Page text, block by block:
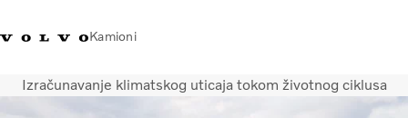
Kamioni
Volvo Trucks Bosna i Hercegovina - KontaktiProdavaonica Volvo Trucks promo
Izračunavanje klimatskog uticaja tokom životnog ciklusa